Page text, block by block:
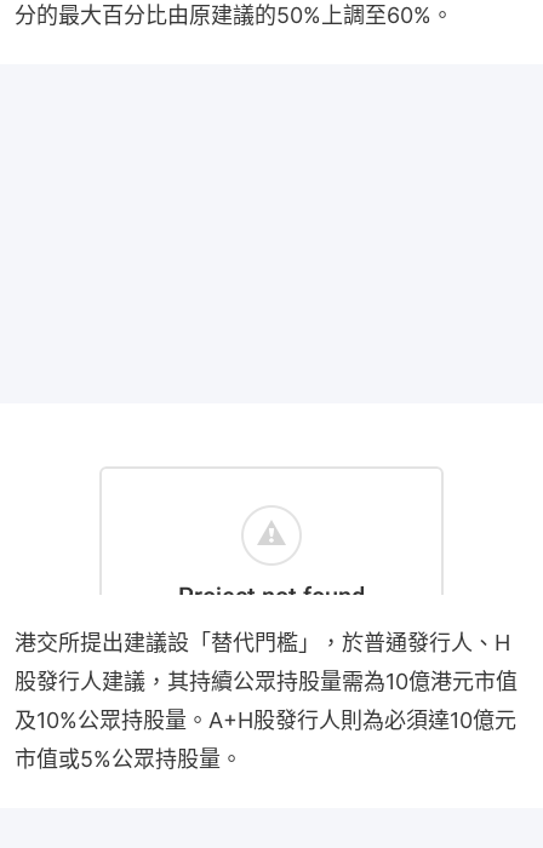
分的最大百分比由原建議的50%上調至60%。
港交所提出建議設「替代門檻」，於普通發行人、H
股發行人建議，其持續公眾持股量需為10億港元市值
及10%公眾持股量。A+H股發行人則為必須達10億元
市值或5%公眾持股量。